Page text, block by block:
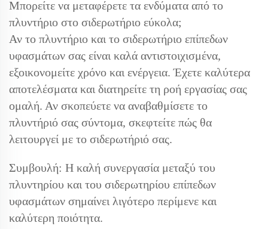
Μπορείτε να μεταφέρετε τα ενδύματα από το
πλυντήριο στο σιδερωτήριο εύκολα;
Αν το πλυντήριο και το σιδερωτήριο επίπεδων
υφασμάτων σας είναι καλά αντιστοιχισμένα,
εξοικονομείτε χρόνο και ενέργεια. Έχετε καλύτερα
αποτελέσματα και διατηρείτε τη ροή εργασίας σας
ομαλή. Αν σκοπεύετε να αναβαθμίσετε το
πλυντήριό σας σύντομα, σκεφτείτε πώς θα
λειτουργεί με το σιδερωτήριό σας.
Συμβουλή: Η καλή συνεργασία μεταξύ του
πλυντηρίου και του σιδερωτηρίου επίπεδων
υφασμάτων σημαίνει λιγότερο περίμενε και
καλύτερη ποιότητα.